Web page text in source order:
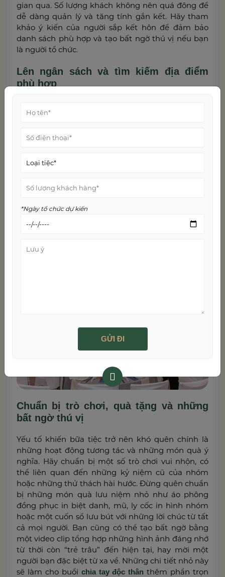
gian qua. Số lượng khách không nên quá đông để
dễ dàng quản lý và tăng tính gắn kết. Hãy tham
khảo ý kiến của người sắp kết hôn để đảm bảo
danh sách phù hợp và tạo bất ngờ thú vị nếu bạn
là người tổ chức.
Lên ngân sách và tìm kiếm địa điểm
phù hợp
và hình thức của bữa tiệc. Hãy thảo luận với nhóm
đều hoặc người tổ chức chịu chính. Ngân sách này
uống, trang trí, phương tiện di chuyển, quà tặng và
Dù là nhà riêng, biệt thự nghỉ dưỡng, nhà hàng,
quán bar hay một địa điểm du lịch, hãy đảm bảo
địa điểm đó đáp ứng được nhu cầu về không gian,
tiện nghi và không khí bạn mong muốn cho
lễ chia
tuần.
Chuẩn bị trò chơi, quà tặng và những
bất ngờ thú vị
Yếu tố khiến bữa tiệc trở nên khó quên chính là
những hoạt động tương tác và những món quà ý
nghĩa. Hãy chuẩn bị một số trò chơi vui nhộn, có
thể liên quan đến những kỷ niệm cũ của nhóm
hoặc những thử thách hài hước. Đừng quên chuẩn
bị những món quà lưu niệm nhỏ như áo phông
đồng phục in biệt danh, mũ, ly cốc in hình nhóm
hoặc một cuốn sổ lưu bút với những lời chúc từ tất
cả mọi người. Bạn cũng có thể tạo bất ngờ bằng
một video clip tổng hợp những hình ảnh đáng nhớ
từ thời còn “trẻ trâu” đến hiện tại, hay mời một
người bạn đặc biệt từ xa về. Những chi tiết nhỏ này
sẽ làm cho buổi chia tay độc thân thêm phần trọn
*Ngày tổ chức dự kiến